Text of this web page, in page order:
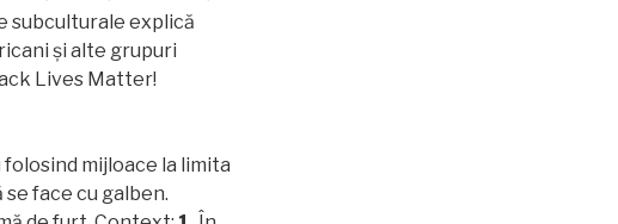
subculturale explică
și alte grupuri
Lives Matter!
folosind mijloace la limita
face cu galben.